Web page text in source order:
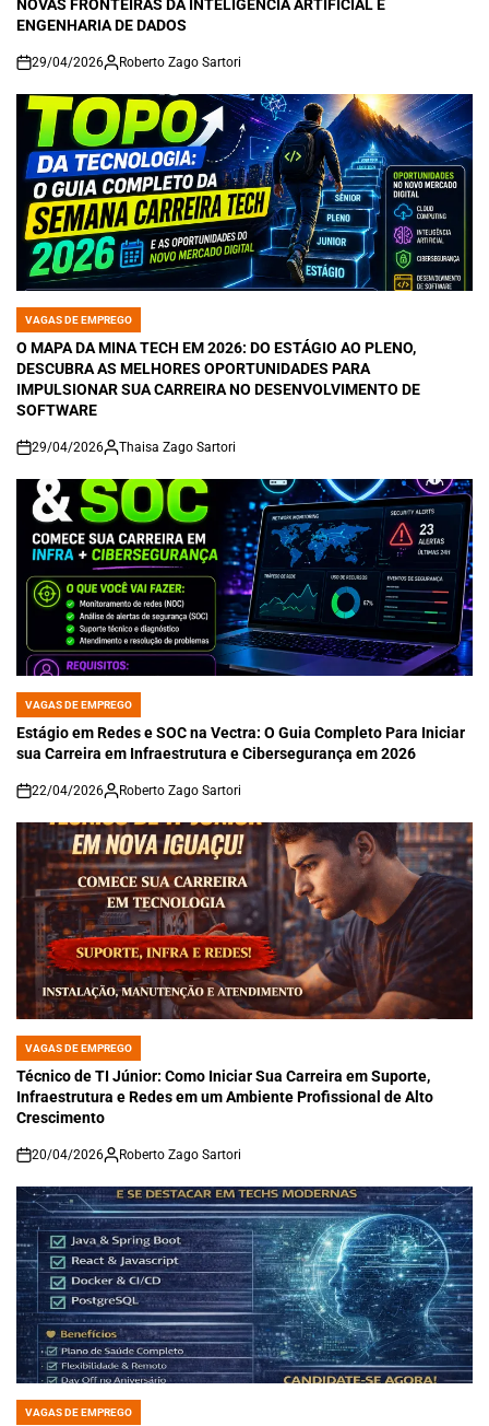
NOVAS FRONTEIRAS DA INTELIGÊNCIA ARTIFICIAL E
ENGENHARIA DE DADOS
on
29/04/2026 Roberto Zago Sartori
POSTED
IN
VAGAS DE EMPREGO
O MAPA DA MINA TECH EM 2026: DO ESTÁGIO AO PLENO,
DESCUBRA AS MELHORES OPORTUNIDADES PARA
IMPULSIONAR SUA CARREIRA NO DESENVOLVIMENTO DE
SOFTWARE
on
29/04/2026 Thaisa Zago Sartori
POSTED
IN
VAGAS DE EMPREGO
Estágio em Redes e SOC na Vectra: O Guia Completo Para Iniciar
sua Carreira em Infraestrutura e Cibersegurança em 2026
on
22/04/2026 Roberto Zago Sartori
POSTED
IN
VAGAS DE EMPREGO
Técnico de TI Júnior: Como Iniciar Sua Carreira em Suporte,
Infraestrutura e Redes em um Ambiente Profissional de Alto
Crescimento
on
20/04/2026 Roberto Zago Sartori
POSTED
VAGAS DE EMPREGO